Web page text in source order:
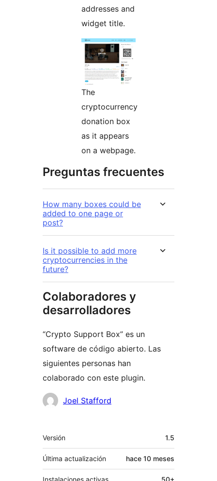
addresses and
widget title.
The
cryptocurrency
donation box
as it appears
on a webpage.
Preguntas frecuentes
How many boxes could be
added to one page or
post?
Is it possible to add more
cryptocurrencies in the
future?
Colaboradores y
desarrolladores
“Crypto Support Box” es un
software de código abierto. Las
siguientes personas han
colaborado con este plugin.
Colaboradores
Joel Stafford
Meta
Versión 1.5
Última actualización hace 10 meses